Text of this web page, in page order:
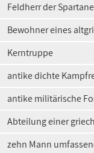
Feldherr der
Bewohner eines
Kerntruppe
antike dichte
antike militärische
Abteilung einer
zehn Mann